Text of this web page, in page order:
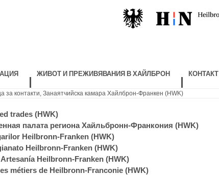
ЖИВОТ И ПРЕЖИВЯВАНИЯ В ХАЙЛБРОН КОНТАКТ
за контакти, Занаятчийска камара Хайлброн-Франкен (HWK)
trades (HWK)
палата региона Хайльбронн-Франкония (HWK)
Heilbronn-Franken (HWK)
Heilbronn-Franken (HWK)
Heilbronn-Franken (HWK)
métiers de Heilbronn-Franconie (HWK)